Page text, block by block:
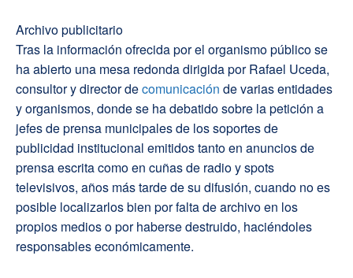
Archivo publicitario
Tras la información ofrecida por el organismo público se
ha abierto una mesa redonda dirigida por Rafael Uceda,
consultor y director decomunicación de varias entidades
y organismos, donde se ha debatido sobre la petición a
jefes de prensa municipales de los soportes de
publicidad institucional emitidos tanto en anuncios de
prensa escrita como en cuñas de radio y spots
televisivos, años más tarde de su difusión, cuando no es
posible localizarlos bien por falta de archivo en los
propios medios o por haberse destruido, haciéndoles
responsables económicamente.